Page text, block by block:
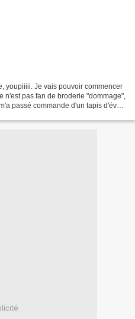
youpiiiii. Je vais pouvoir commencer
n'est pas fan de broderie "dommage",
passé commande d'un tapis d'éveil